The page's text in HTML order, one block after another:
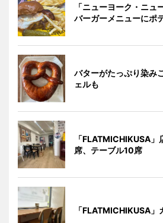
「ニューヨーク・ニュ
バーガーメニューにポ
バターがたっぷり染み
ェルも
「FLATMICHIKUSA
席、テーブル10席
「FLATMICHIKUSA」